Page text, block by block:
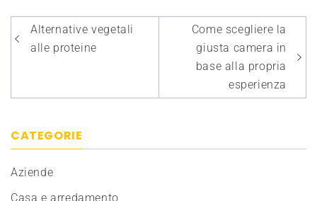
Navigazione
articoli
Alternative vegetali
alle proteine
Come scegliere la
giusta camera in
base alla propria
esperienza
CATEGORIE
Aziende
Casa e arredamento